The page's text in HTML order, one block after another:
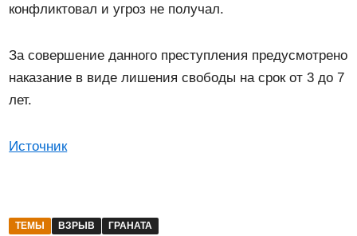
конфликтовал и угроз не получал.
За совершение данного преступления предусмотрено
наказание в виде лишения свободы на срок от 3 до 7
лет.
Источник
ТЕМЫ ВЗРЫВ ГРАНАТА